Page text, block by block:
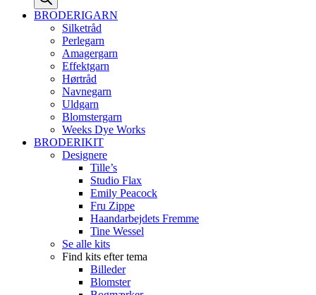
BRODERIGARN
Silketråd
Perlegarn
Amagergarn
Effektgarn
Hørtråd
Navnegarn
Uldgarn
Blomstergarn
Weeks Dye Works
BRODERIKIT
Designere
Tille’s
Studio Flax
Emily Peacock
Fru Zippe
Haandarbejdets Fremme
Tine Wessel
Se alle kits
Find kits efter tema
Billeder
Blomster